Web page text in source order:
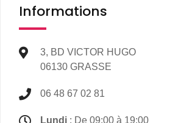
Informations
3, BD VICTOR HUGO
06130 GRASSE
06 48 67 02 81
Lundi : De 09:00 à 19:00